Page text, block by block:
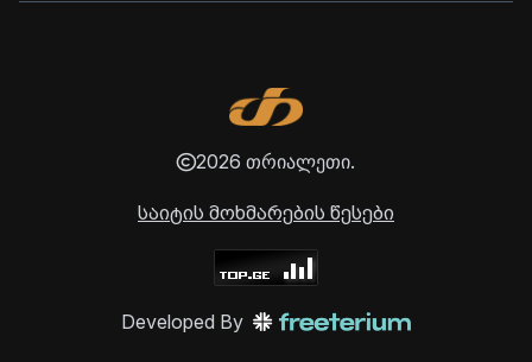
2026 თრიალეთი.
საიტის მოხმარების წესები
Developed By